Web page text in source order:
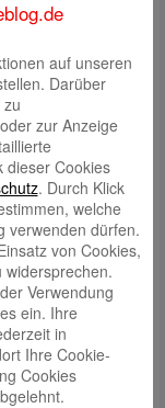
mit viel Herzblut in
wir großartig! Wir
Region weiter zu
zu gewinnen.
eine
die Förderplattform
mit Spendern
auf unseren
Darüber
zur Anzeige
dieser Cookies
. Durch Klick
welche
verwenden dürfen.
von Cookies,
Verwendung
ein. Ihre
in
Ihre Cookie-
Cookies